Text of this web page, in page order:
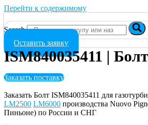
Перейти к содержимому
Search
Оставить заявку
ISM840035411 | Болт
Заказать поставку
Заказать Болт ISM840035411 для
LM2500 LM6000 производства Nuovo
Пиньоне) по России и СНГ